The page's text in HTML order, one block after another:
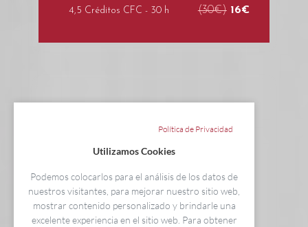
Política de Privacidad
Utilizamos Cookies
Podemos colocarlos para el análisis de los datos de
nuestros visitantes, para mejorar nuestro sitio web,
mostrar contenido personalizado y brindarle una
excelente experiencia en el sitio web. Para obtener
4,5 Créditos CFC - 30 h (30€) 16€